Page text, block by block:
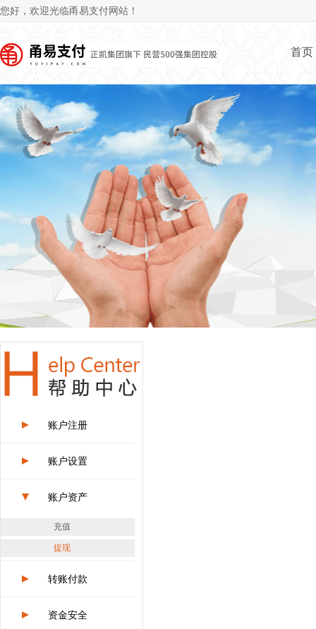
您好，欢迎光临甬易支付网站！
首页
账户注册
账户设置
账户资产
充值
提现
转账付款
资金安全